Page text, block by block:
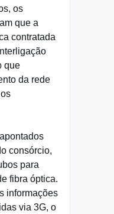
os
que a
contratada
que
da rede
consórcio,
para
fibra óptica.
informações
via 3G, o